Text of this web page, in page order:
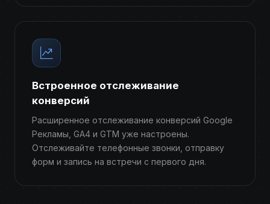
Встроенное отслеживание
конверсий
Расширенное отслеживание конверсий Google
Рекламы, GA4 и GTM уже настроены.
Отслеживайте телефонные звонки, отправку
форм и запись на встречи с первого дня.